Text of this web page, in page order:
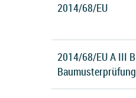
2014/68/EU
2014/68/EU A III B
Baumusterprüfung